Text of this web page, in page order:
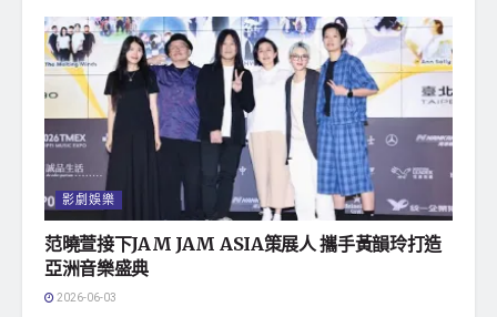
影劇娛樂
范曉萱接下JAM JAM ASIA策展人 攜手黃韻玲打造
亞洲音樂盛典
2026-06-03